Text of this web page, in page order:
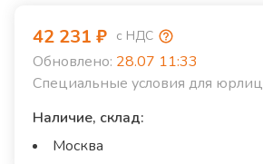
42 231 ₽ с НДС
Обновлено: 28.07 11:33
Специальные условия для юрлиц
Наличие, склад:
Москва